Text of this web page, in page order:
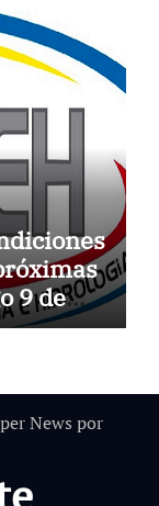
9 de
News por